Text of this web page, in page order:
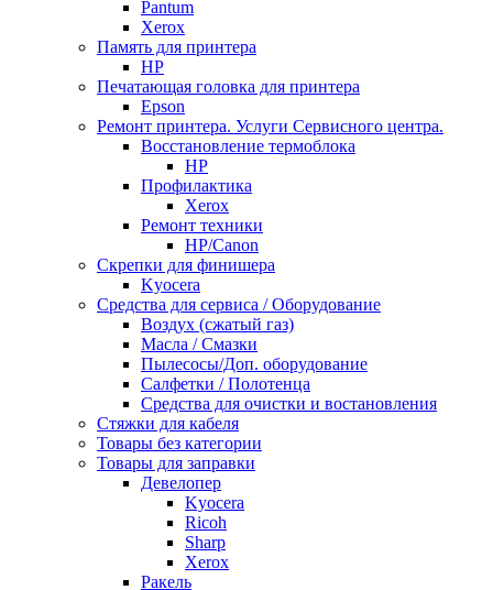
Pantum
Xerox
Память для принтера
HP
Печатающая головка для принтера
Epson
Ремонт принтера. Услуги Сервисного центра.
Восстановление термоблока
HP
Профилактика
Xerox
Ремонт техники
HP/Canon
Скрепки для финишера
Kyocera
Средства для сервиса / Оборудование
Воздух (сжатый газ)
Масла / Смазки
Пылесосы/Доп. оборудование
Салфетки / Полотенца
Средства для очистки и востановления
Стяжки для кабеля
Товары без категории
Товары для заправки
Девелопер
Kyocera
Ricoh
Sharp
Xerox
Ракель